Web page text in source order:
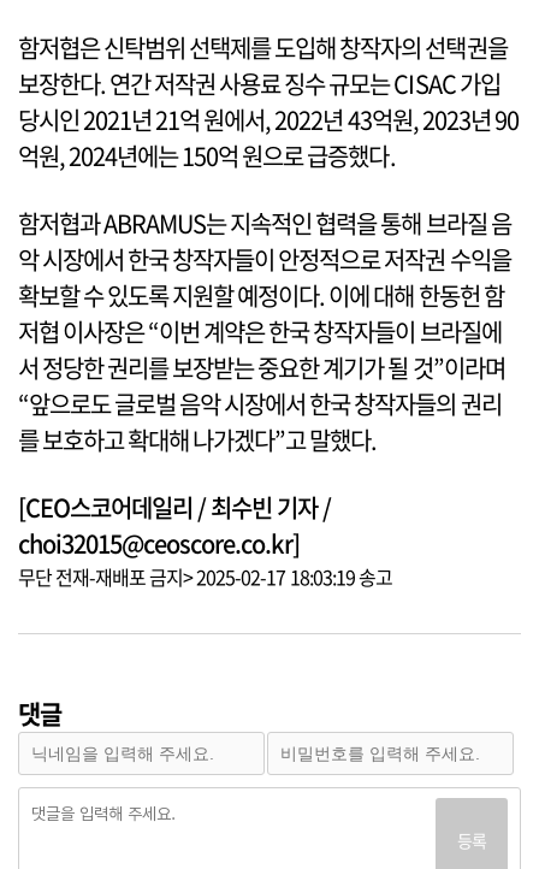
함저협은 신탁범위 선택제를 도입해 창작자의 선택권을
보장한다. 연간 저작권 사용료 징수 규모는 CISAC 가입
당시인 2021년 21억 원에서, 2022년 43억원, 2023년 90
억원, 2024년에는 150억 원으로 급증했다.
함저협과 ABRAMUS는 지속적인 협력을 통해 브라질 음
악 시장에서 한국 창작자들이 안정적으로 저작권 수익을
확보할 수 있도록 지원할 예정이다. 이에 대해 한동헌 함
저협 이사장은 “이번 계약은 한국 창작자들이 브라질에
서 정당한 권리를 보장받는 중요한 계기가 될 것”이라며
“앞으로도 글로벌 음악 시장에서 한국 창작자들의 권리
를 보호하고 확대해 나가겠다”고 말했다.
[CEO스코어데일리 / 최수빈 기자 /
choi32015@ceoscore.co.kr]
무단 전재-재배포 금지> 2025-02-17 18:03:19 송고
댓글
등록